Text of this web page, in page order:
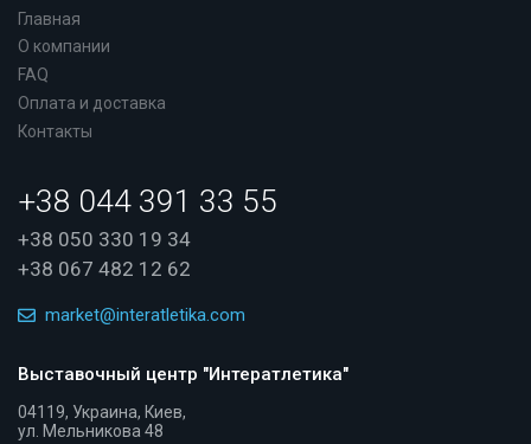
Главная
О компании
FAQ
Оплата и доставка
Контакты
+38 044 391 33 55
+38 050 330 19 34
+38 067 482 12 62
market@interatletika.com
Выставочный центр "Интератлетика"
04119, Украина, Киев,
ул. Мельникова 48